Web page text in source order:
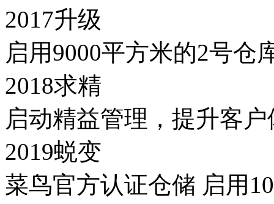
2017升级
启用9000平方米的2号仓
2018求精
启动精益管理，提升客户
2019蜕变
菜鸟官方认证仓储 启用